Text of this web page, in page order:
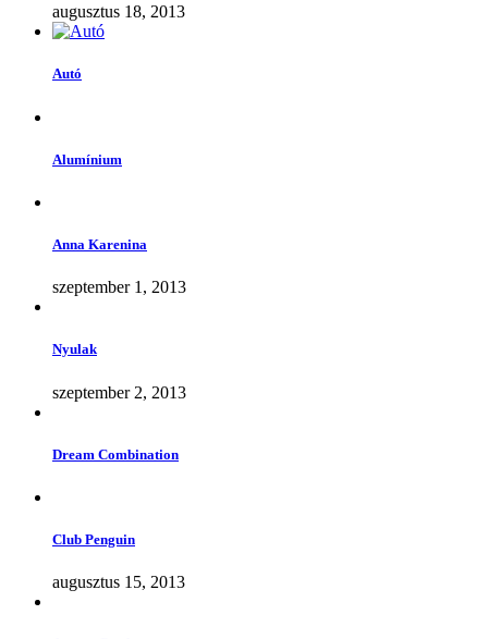
augusztus 18, 2013
Autó
Alumínium
Anna Karenina
szeptember 1, 2013
Nyulak
szeptember 2, 2013
Dream Combination
Club Penguin
augusztus 15, 2013